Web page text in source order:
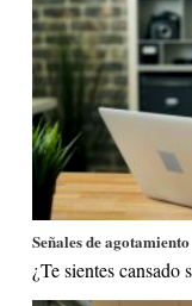
Señales de agotamiento
¿Te sientes cansado